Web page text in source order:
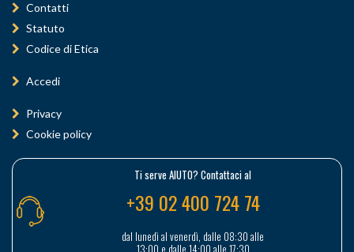
Contatti
Statuto
Codice di Etica
Accedi
Privacy
Cookie policy
Ti serve AIUTO? Contattaci al
+39 02 400 724 74
dal lunedì al venerdì, dalle 08:30 alle
13:00 e dalle 14:00 alle 17:30